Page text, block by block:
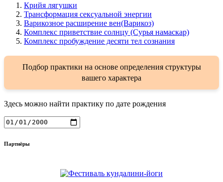
Крийя лягушки
Трансформация сексуальной энергии
Варикозное расширение вен(Варикоз)
Комплекс приветствие солнцу (Сурья намаскар)
Комплекс пробуждение десяти тел сознания
Подбор практики на основе определения структуры
вашего характера
Здесь можно найти практику по дате рождения
Партнёры